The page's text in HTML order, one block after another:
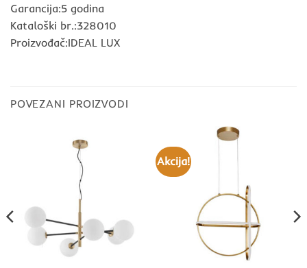
Garancija:5 godina
Kataloški br.:328010
Proizvođač:IDEAL LUX
POVEZANI PROIZVODI
Akcija!